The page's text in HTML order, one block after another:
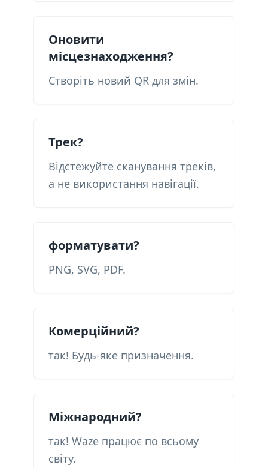
Оновити
місцезнаходження?
Створіть новий QR для змін.
Трек?
Відстежуйте сканування треків,
а не використання навігації.
форматувати?
PNG, SVG, PDF.
Комерційний?
так! Будь-яке призначення.
Міжнародний?
так! Waze працює по всьому
світу.